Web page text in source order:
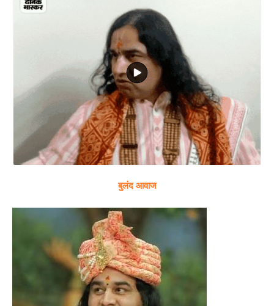
बुलंद आवाज